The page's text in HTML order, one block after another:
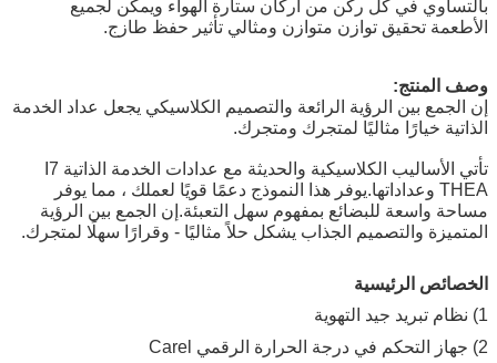
بالتساوي في كل ركن من أركان ستارة الهواء ويمكن لجميع
الأطعمة تحقيق توازن متوازن ومثالي تأثير حفظ طازج.
وصف المنتج:
إن الجمع بين الرؤية الرائعة والتصميم الكلاسيكي يجعل عداد الخدمة
الذاتية خيارًا مثاليًا لمتجرك ومتجرك.
تأتي الأساليب الكلاسيكية والحديثة مع عدادات الخدمة الذاتية I7
THEA وعداداتها.يوفر هذا النموذج دعمًا قويًا لعملك ، مما يوفر
مساحة واسعة للبضائع بمفهوم سهل التعبئة.إن الجمع بين الرؤية
المتميزة والتصميم الجذاب يشكل حلاً مثاليًا - وقرارًا سهلًا لمتجرك.
الخصائص الرئيسية
1) نظام تبريد جيد التهوية
2) جهاز التحكم في درجة الحرارة الرقمي Carel